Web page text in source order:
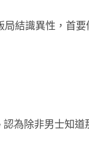
結識異性，首
為除非男士知道